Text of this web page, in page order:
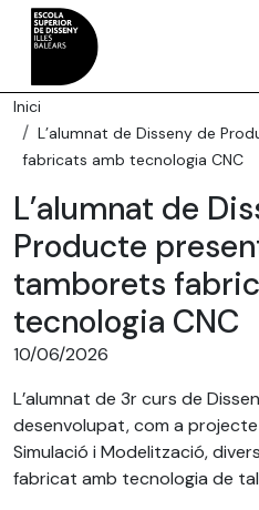
Inici
L’alumnat de Disseny de
fabricats amb tecnologia CNC
L’alumnat de
Producte
tamborets
tecnologia CNC
10/06/2026
L’alumnat de 3r curs de
desenvolupat, com a projecte
Simulació i Modelització,
fabricat amb tecnologia de